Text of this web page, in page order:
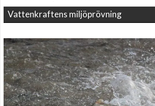
Vattenkraftens miljöprövning